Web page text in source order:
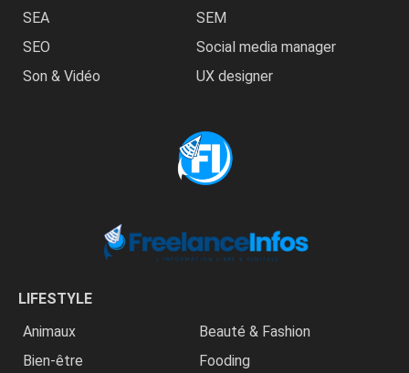
SEA
SEM
SEO
Social media manager
Son & Vidéo
UX designer
LIFESTYLE
Animaux
Beauté & Fashion
Bien-être
Fooding